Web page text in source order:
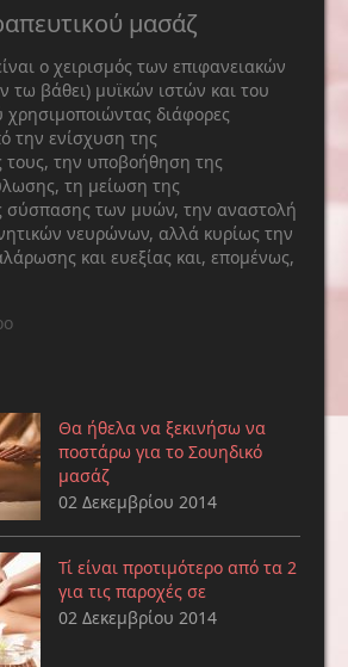
μασάζ
ο χειρισμός των επιφανειακών
τω βάθει) μυϊκών ιστών και του
χρησιμοποιώντας διάφορες
την ενίσχυση της
τους, την υποβοήθηση της
τη μείωση της
σύσπασης των μυών, την αναστολή
νευρώνων, αλλά κυρίως την
και ευεξίας και, επομένως,
Θα ήθελα να ξεκινήσω να
ποστάρω για το Σουηδικό
μασάζ
02 Δεκεμβρίου 2014
Τί είναι προτιμότερο από τα 2
για τις παροχές σε
02 Δεκεμβρίου 2014